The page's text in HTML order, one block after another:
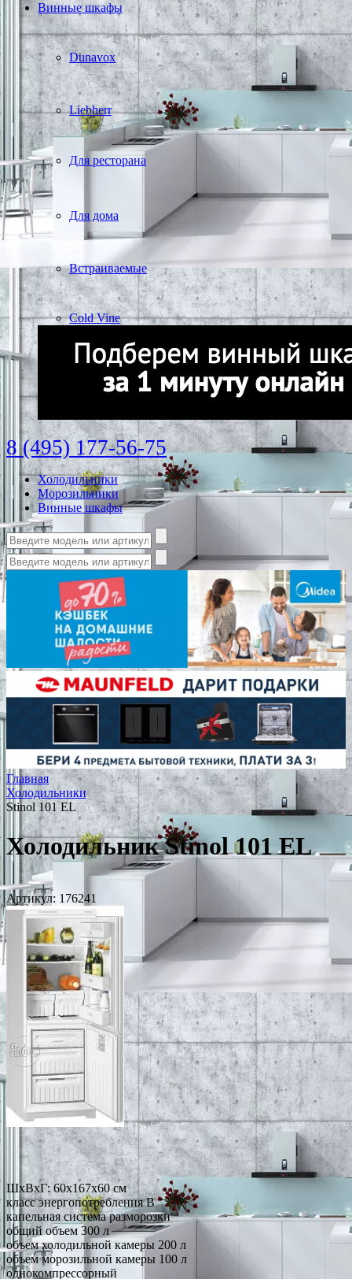
Винные шкафы
Dunavox
Liebherr
Для ресторана
Для дома
Встраиваемые
Cold Vine
8 (495) 177-56-75
Холодильники
Морозильники
Винные шкафы
Главная
Холодильники
Stinol 101 EL
Холодильник Stinol 101 EL
Артикул: 176241
ШхВхГ: 60х167х60 см
класс энергопотребления B
капельная система разморозки
общий объем 300 л
объем холодильной камеры 200 л
объем морозильной камеры 100 л
однокомпрессорный